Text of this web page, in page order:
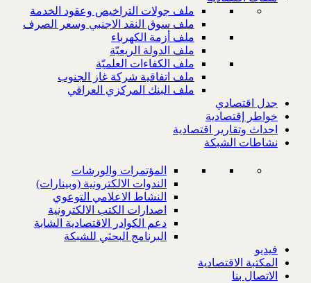
ملف جولات التراخيص وعقود الخدمة
ملف سوق النقد الاجنبي وسعر الصرف
ملف أزمة الكهرباء
ملف الدولة الريعيّة
ملف الكفاءات العلميّة
ملف اتفاقية شركة غاز الجنوب
ملف البنك المركزي العراقي
جدل اقتصادي
خواطر إقتصادية
احداث وتقارير اقتصادية
نشاطات الشبكة
المؤتمرات والورشات
الندوات الالكترونية (وبينارات)
النشاط الاعلامي التوعوي
اصدارات الكتب الالكترونية
دعم الكوادر الاقتصادية الشابة
البرنامج البحثي للشبكة
فيديو
المكتبة الاقتصادية
الاتصال بنا